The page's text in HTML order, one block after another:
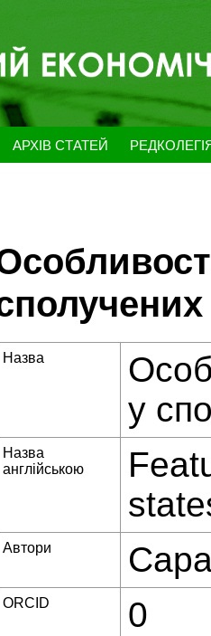
АРХІВ СТАТЕЙ
Назва
у
Назва
англійською
Автори
ORCID 0